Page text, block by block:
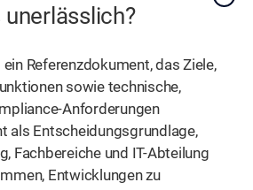
Referenzdokument, das Ziele,
sowie technische,
Anforderungen
als Entscheidungsgrundlage,
Fachbereiche und IT-Abteilung
Entwicklungen zu